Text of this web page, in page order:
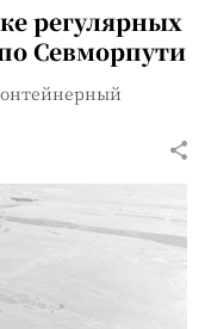
регулярных
Севморпути